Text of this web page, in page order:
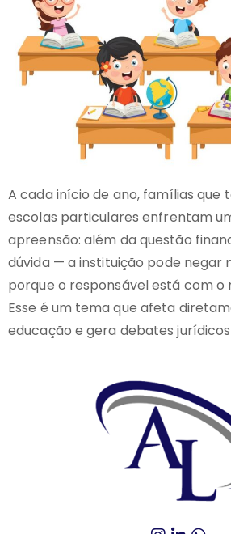
A cada início de ano, famílias que
escolas particulares enfrentam
apreensão: além da questão
dúvida — a instituição pode negar
porque o responsável está com o
Esse é um tema que afeta
educação e gera debates